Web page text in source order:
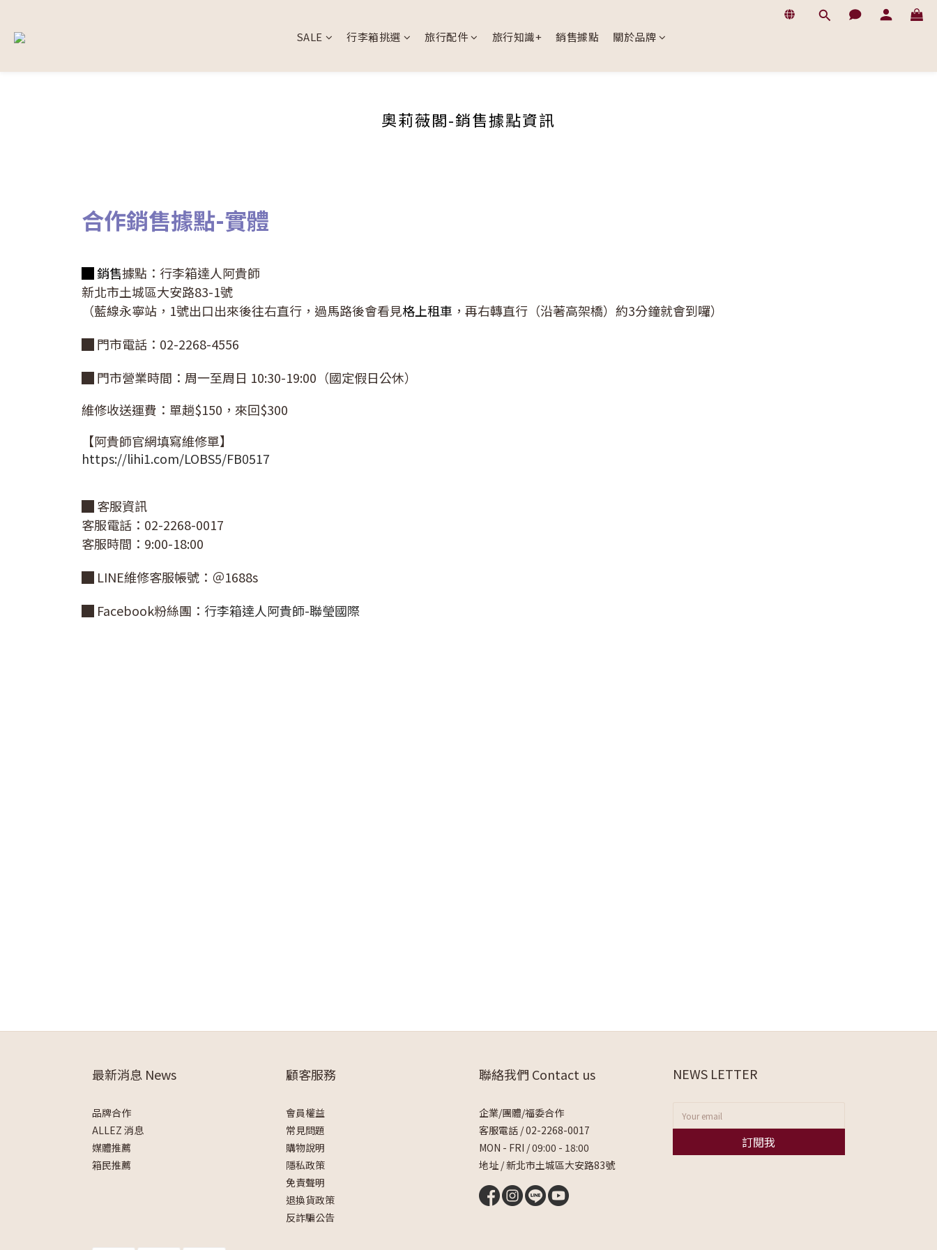
SALE 行李箱挑選 旅行配件 旅行知識+ 銷售據點 關於品牌
奧莉薇閣-銷售據點資訊
合作銷售據點-實體
█ 銷售據點：行李箱達人阿貴師
新北市土城區大安路83-1號
（藍線永寧站，1號出口出來後往右直行，過馬路後會看見格上租車 ，再右轉直行（沿著高架橋）約3分鐘就會到囉）
█ 門市電話：02-2268-4556
█ 門市營業時間： 周一至周日 10:30-19:00（國定假日公休）
維修收送運費：單趟$150，來回$300
【阿貴師官網填寫維修單】
https://lihi1.com/LOBS5/FB0517
█ 客服資訊
客服電話：02-2268-0017
客服時間：9:00-18:00
█ LINE維修客服帳號：＠1688s
█ Facebook粉絲團： 行李箱達人阿貴師-聯瑩國際
最新消息 News
品牌合作
ALLEZ 消息
媒體推薦
箱民推薦
顧客服務
會員權益
常見問題
購物說明
隱私政策
免責聲明
退換貨政策
反詐騙公告
聯絡我們 Contact us
企業/團體/福委合作
客服電話 /02-2268-0017
MON - FRI / 09:00 - 18:00
地址 / 新北市土城區大安路83號
NEWS LETTER
訂閱我